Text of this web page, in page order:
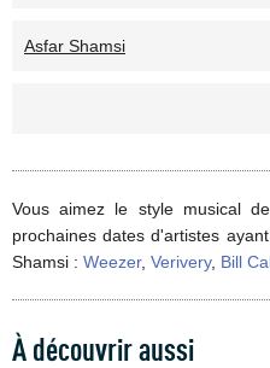
Asfar Shamsi
Vous aimez le style musical
prochaines dates d'artistes
Shamsi : Weezer, Verivery, Bill
À découvrir aussi